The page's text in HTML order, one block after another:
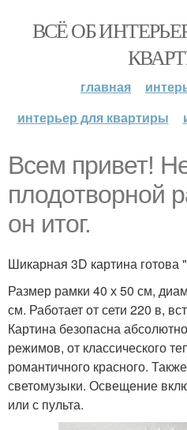
ВСЁ ОБ
главная
интерьер для квартиры
Всем привет!
плодотворной
он итог.
Шикарная 3D картина готова
Размер рамки 40 х 50 см,
см. Работает от сети 220 в,
Картина безопасна
режимов, от классического
романтичного красного.
светомузыки. Освещение
или с пульта.